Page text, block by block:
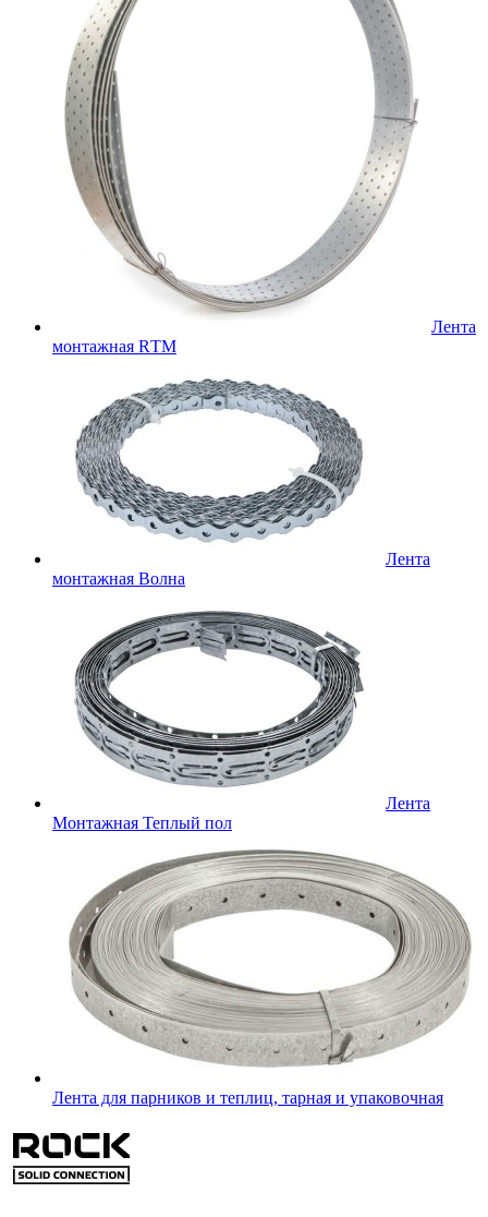
Лента
монтажная RТМ
Лента
монтажная Волна
Лента
Монтажная Теплый пол
Лента для парников и теплиц, тарная и упаковочная